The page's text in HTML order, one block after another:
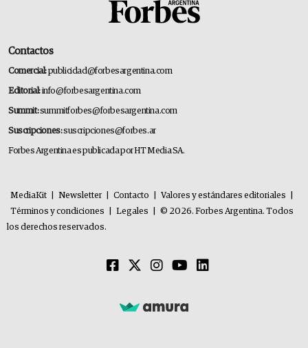
Contactos
Comercial:publicidad@forbesargentina.com
Editorial:info@forbesargentina.com
Summit:summitforbes@forbesargentina.com
Suscripciones:suscripciones@forbes.ar
Forbes Argentina es publicada por HT Media SA.
MediaKit Newsletter Contacto Valores y estándares editoriales
Términos y condiciones
Legales
© 2026. Forbes Argentina. Todos
los derechos reservados.